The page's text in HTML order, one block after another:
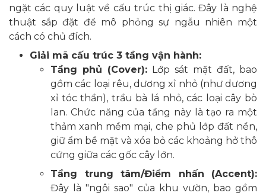
ngặt các quy luật về cấu trúc thị giác. Đây là nghệ
thuật sắp đặt để mô phỏng sự ngẫu nhiên một
cách có chủ đích.
Giải mã cấu trúc 3 tầng vận hành:
Tầng phủ (Cover): Lớp sát mặt đất, bao
gồm các loại rêu, dương xỉ nhỏ (như dương
xỉ tóc thần), trầu bà lá nhỏ, các loại cây bò
lan. Chức năng của tầng này là tạo ra một
thảm xanh mềm mại, che phủ lớp đất nền,
giữ ẩm bề mặt và xóa bỏ các khoảng hở thô
cứng giữa các gốc cây lớn.
Tầng trung tâm/Điểm nhấn (Accent):
Đây là "ngôi sao" của khu vườn, bao gồm